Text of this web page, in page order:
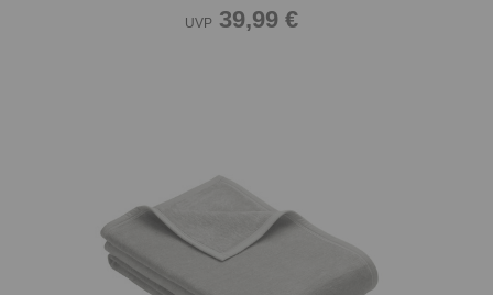
UVP 39,99 €